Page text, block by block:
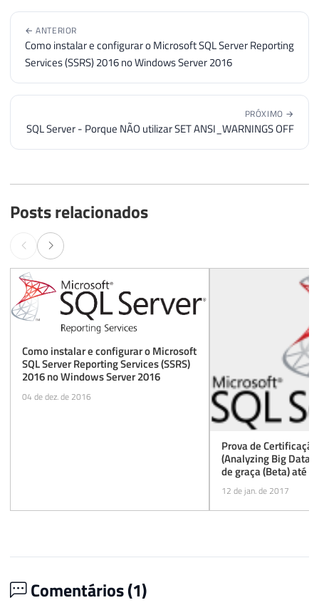
← ANTERIOR
Como instalar e configurar o Microsoft SQL Server Reporting
Services (SSRS) 2016 no Windows Server 2016
PRÓXIMO →
SQL Server - Porque NÃO utilizar SET ANSI_WARNINGS OFF
Posts relacionados
Como instalar e configurar o Microsoft
SQL Server Reporting Services (SSRS)
2016 no Windows Server 2016
04 de dez. de 2016
Prova de
(Analyzing Big Data
de graça (Beta) até
12 de jan. de 2017
Comentários (1)